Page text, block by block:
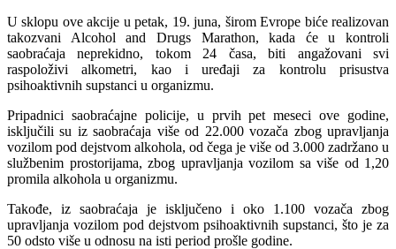
U sklopu ove akcije u petak, 19. juna, širom Evrope biće realizovan
takozvani Alcohol and Drugs Marathon, kada će u kontroli
saobraćaja neprekidno, tokom 24 časa, biti angažovani svi
raspoloživi alkometri, kao i uređaji za kontrolu prisustva
psihoaktivnih supstanci u organizmu.
Pripadnici saobraćajne policije, u prvih pet meseci ove godine,
isključili su iz saobraćaja više od 22.000 vozača zbog upravljanja
vozilom pod dejstvom alkohola, od čega je više od 3.000 zadržano u
službenim prostorijama, zbog upravljanja vozilom sa više od 1,20
promila alkohola u organizmu.
Takođe, iz saobraćaja je isključeno i oko 1.100 vozača zbog
upravljanja vozilom pod dejstvom psihoaktivnih supstanci, što je za
50 odsto više u odnosu na isti period prošle godine.